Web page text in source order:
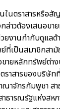
นตราสารหรือสั
าวต้องเสนอขา
ยงานกำกับดูแล
ที่เป็นสมาชิกสา
ขายหลักทรัพย์ต่า
ราสารของบริษัท
ณาจักรกัมพูชา ส
าธารณรัฐแห่งสห